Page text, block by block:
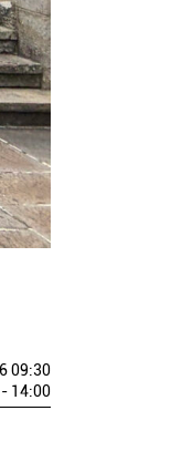
09:30
- 14:00